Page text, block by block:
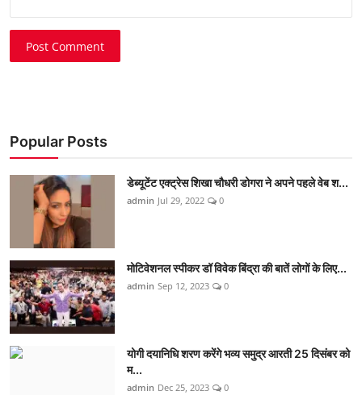
Post Comment
Popular Posts
डेब्यूटेंट एक्ट्रेस शिखा चौधरी डोगरा ने अपने पहले वेब श...
admin Jul 29, 2022 0
मोटिवेशनल स्पीकर डॉ विवेक बिंद्रा की बातें लोगों के लिए...
admin Sep 12, 2023 0
योगी दयानिधि शरण करेंगे भव्य समुद्र आरती 25 दिसंबर को
म...
admin Dec 25, 2023 0